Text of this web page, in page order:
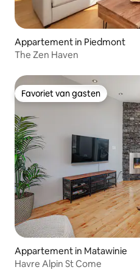
Appartement in Piedmont
The Zen Haven
Favoriet van gasten
Favoriet van gasten
Appartement in Matawinie
Havre Alpin St Come